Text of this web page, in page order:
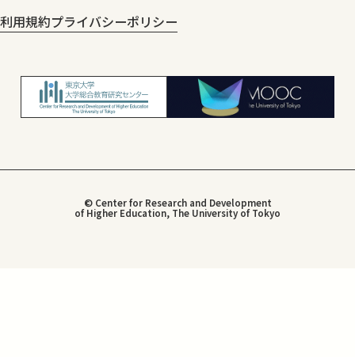
利用規約プライバシーポリシー
© Center for Research and Development
of Higher Education, The University of Tokyo